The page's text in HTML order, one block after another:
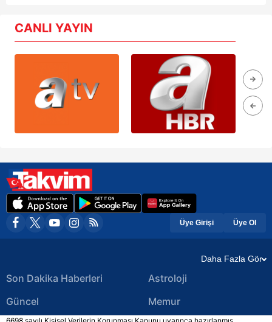
CANLI YAYIN
Üye Girişi Üye Ol
Daha Fazla Gör
Son Dakika Haberleri
Güncel
Astroloji
Memur